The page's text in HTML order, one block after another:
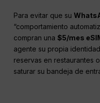
Para evitar que su
“comportamiento
compran una$5/mes
agente su propia
reservas en restaurantes
saturar su bandeja de